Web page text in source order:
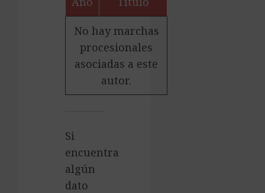
No hay marchas
procesionales
asociadas a este
autor.
Si
encuentra
algún
dato